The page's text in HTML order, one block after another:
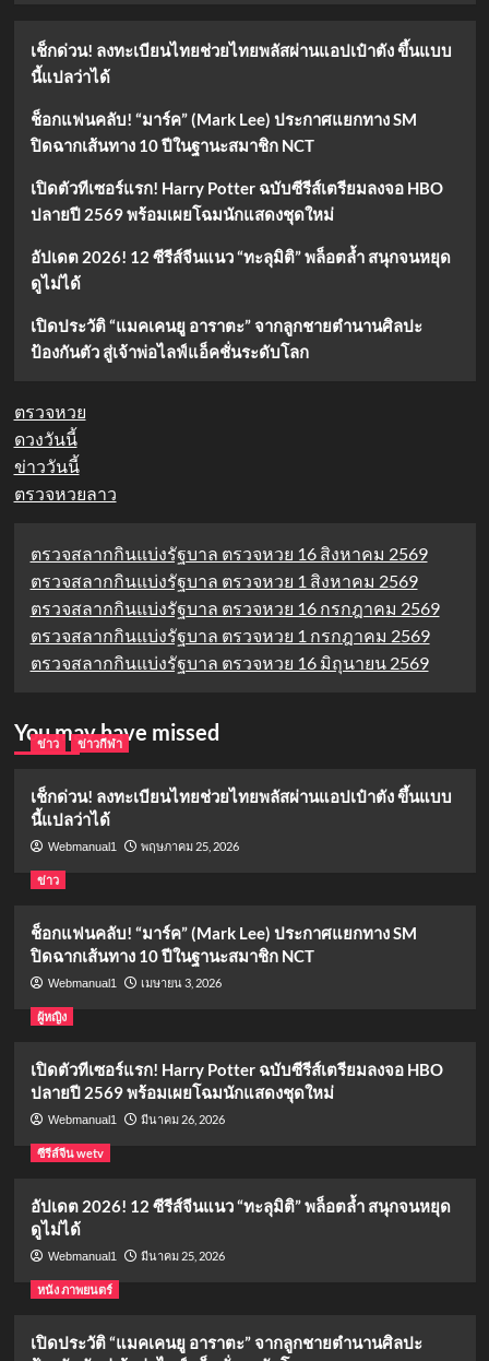
เช็กด่วน! ลงทะเบียนไทยช่วยไทยพลัสผ่านแอปเป๋าตัง ขึ้นแบบ
นี้แปลว่าได้
ช็อกแฟนคลับ! “มาร์ค” (Mark Lee) ประกาศแยกทาง SM
ปิดฉากเส้นทาง 10 ปีในฐานะสมาชิก NCT
เปิดตัวทีเซอร์แรก! Harry Potter ฉบับซีรีส์เตรียมลงจอ HBO
ปลายปี 2569 พร้อมเผยโฉมนักแสดงชุดใหม่
อัปเดต 2026! 12 ซีรีส์จีนแนว “ทะลุมิติ” พล็อตล้ำ สนุกจนหยุด
ดูไม่ได้
เปิดประวัติ “แมคเคนยู อาราตะ” จากลูกชายตำนานศิลปะ
ป้องกันตัว สู่เจ้าพ่อไลฟ์แอ็คชั่นระดับโลก
ตรวจหวย
ดวงวันนี้
ข่าววันนี้
ตรวจหวยลาว
ตรวจสลากกินแบ่งรัฐบาล ตรวจหวย 16 สิงหาคม 2569
ตรวจสลากกินแบ่งรัฐบาล ตรวจหวย 1 สิงหาคม 2569
ตรวจสลากกินแบ่งรัฐบาล ตรวจหวย 16 กรกฎาคม 2569
ตรวจสลากกินแบ่งรัฐบาล ตรวจหวย 1 กรกฎาคม 2569
ตรวจสลากกินแบ่งรัฐบาล ตรวจหวย 16 มิถุนายน 2569
You may have missed
ข่าว ข่าวกีฬา
เช็กด่วน! ลงทะเบียนไทยช่วยไทยพลัสผ่านแอปเป๋าตัง ขึ้นแบบ
นี้แปลว่าได้
Webmanual1 พฤษภาคม 25, 2026
ข่าว
ช็อกแฟนคลับ! “มาร์ค” (Mark Lee) ประกาศแยกทาง SM
ปิดฉากเส้นทาง 10 ปีในฐานะสมาชิก NCT
Webmanual1 เมษายน 3, 2026
ผู้หญิง
เปิดตัวทีเซอร์แรก! Harry Potter ฉบับซีรีส์เตรียมลงจอ HBO
ปลายปี 2569 พร้อมเผยโฉมนักแสดงชุดใหม่
Webmanual1 มีนาคม 26, 2026
ซีรีส์จีน wetv
อัปเดต 2026! 12 ซีรีส์จีนแนว “ทะลุมิติ” พล็อตล้ำ สนุกจนหยุด
ดูไม่ได้
Webmanual1 มีนาคม 25, 2026
หนัง ภาพยนตร์
เปิดประวัติ “แมคเคนยู อาราตะ” จากลูกชายตำนานศิลปะ